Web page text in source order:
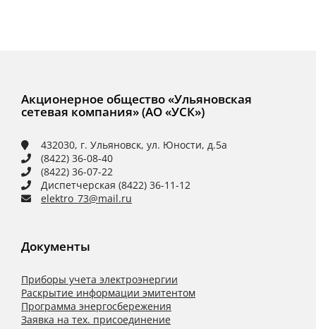
Акционерное общество «Ульяновская
сетевая компания» (АО «УСК»)
432030, г. Ульяновск, ул. Юности, д.5а
(8422) 36-08-40
(8422) 36-07-22
Диспетчерская (8422) 36-11-12
elektro_73@mail.ru
Документы
Приборы учета электроэнергии
Раскрытие информации эмитентом
Программа энергосбережения
Заявка на тех. присоединение